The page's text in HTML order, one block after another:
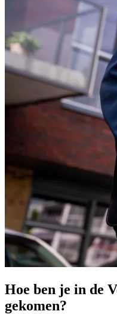
Hoe ben je in de
gekomen?